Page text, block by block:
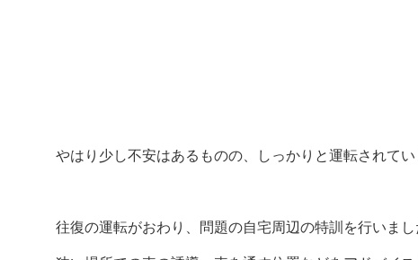
やはり少し不安はあるものの、しっかりと運転されてい
往復の運転がおわり、問題の自宅周辺の特訓を行いまし